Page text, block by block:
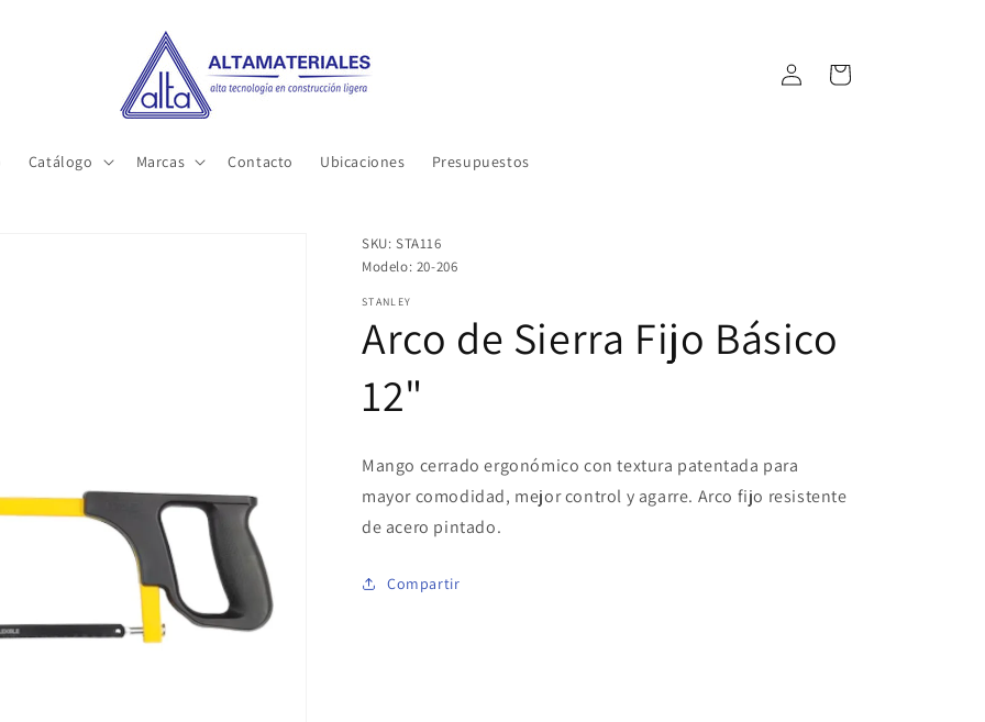
Catálogo Marcas Contacto Ubicaciones Presupuestos
sesión
Carrito
SKU: STA116
Modelo: 20-206
STANLEY
Arco de Sierra Fijo Básico
12"
Mango cerrado ergonómico con textura patentada para
mayor comodidad, mejor control y agarre. Arco fijo resistente
de acero pintado.
Compartir